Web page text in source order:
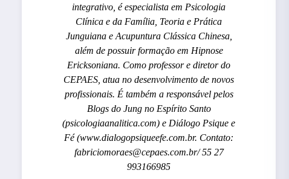
integrativo, é especialista em Psicologia
Clínica e da Família, Teoria e Prática
Junguiana e Acupuntura Clássica Chinesa,
além de possuir formação em Hipnose
Ericksoniana. Como professor e diretor do
CEPAES, atua no desenvolvimento de novos
profissionais. É também a responsável pelos
Blogs do Jung no Espírito Santo
(psicologiaanalitica.com) e Diálogo Psique e
Fé (www.dialogopsiqueefe.com.br. Contato:
fabriciomoraes@cepaes.com.br/ 55 27
993166985